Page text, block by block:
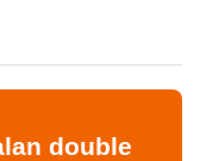
double